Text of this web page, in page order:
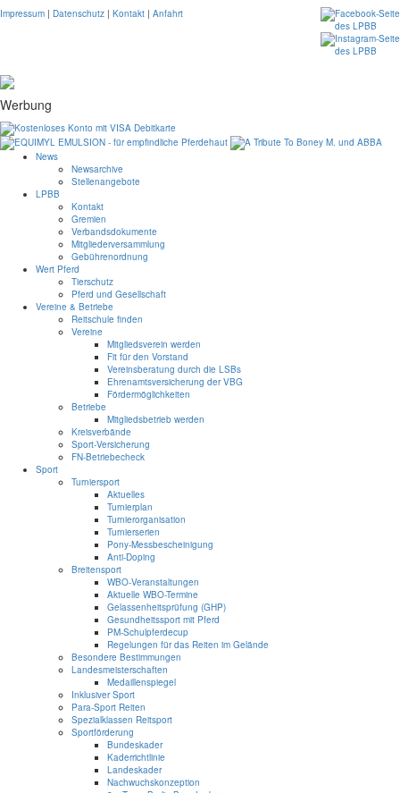
Impressum | Datenschutz | Kontakt | Anfahrt
Werbung
News
Newsarchive
Stellenangebote
LPBB
Kontakt
Gremien
Verbandsdokumente
Mitgliederversammlung
Gebührenordnung
Wert Pferd
Tierschutz
Pferd und Gesellschaft
Vereine & Betriebe
Reitschule finden
Vereine
Mitgliedsverein werden
Fit für den Vorstand
Vereinsberatung durch die LSBs
Ehrenamtsversicherung der VBG
Fördermöglichkeiten
Betriebe
Mitgliedsbetrieb werden
Kreisverbände
Sport-Versicherung
FN-Betriebecheck
Sport
Turniersport
Aktuelles
Turnierplan
Turnierorganisation
Turnierserien
Pony-Messbescheinigung
Anti-Doping
Breitensport
WBO-Veranstaltungen
Aktuelle WBO-Termine
Gelassenheitsprüfung (GHP)
Gesundheitssport mit Pferd
PM-Schulpferdecup
Regelungen für das Reiten im Gelände
Besondere Bestimmungen
Landesmeisterschaften
Medaillenspiegel
Inklusiver Sport
Para-Sport Reiten
Spezialklassen Reitsport
Sportförderung
Bundeskader
Kaderrichtlinie
Landeskader
Nachwuchskonzeption